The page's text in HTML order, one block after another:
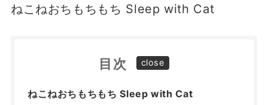
ねこねおちもちもち Sleep with Cat
目次
ねこねおちもちもち Sleep with Cat